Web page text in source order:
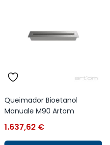
Queimador Bioetanol
Manuale M90 Artom
1.637,62 €